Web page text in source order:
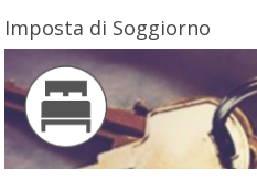
Imposta di Soggiorno